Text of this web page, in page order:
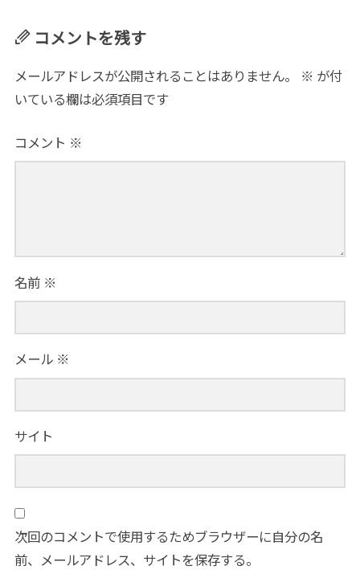
コメントを残す
メールアドレスが公開されることはありません。 ※ が付
いている欄は必須項目です
コメント ※
名前 ※
メール ※
サイト
次回のコメントで使用するためブラウザーに自分の名
前、メールアドレス、サイトを保存する。